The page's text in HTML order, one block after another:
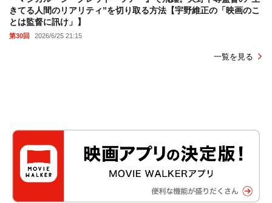
きてる人間のリアリティ”を切り取る方法【宇野維正の「映画のこ
とは監督に訊け」】
第30回 2026/6/25 21:15
一覧を見る